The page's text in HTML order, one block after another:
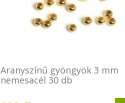
Aranyszínű gyöngyök 3 mm
nemesacél 30 db